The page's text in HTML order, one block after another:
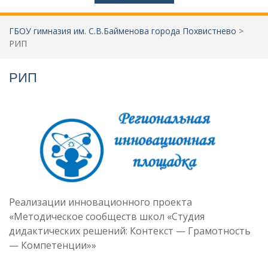
ГБОУ гимназия им. С.В.Байменова города Похвистнево >
РИП
РИП
Реализации инновационного проекта
«Методическое сообществ школ «Студия
дидактических решений: Контекст — Грамотность
— Компетенции»»